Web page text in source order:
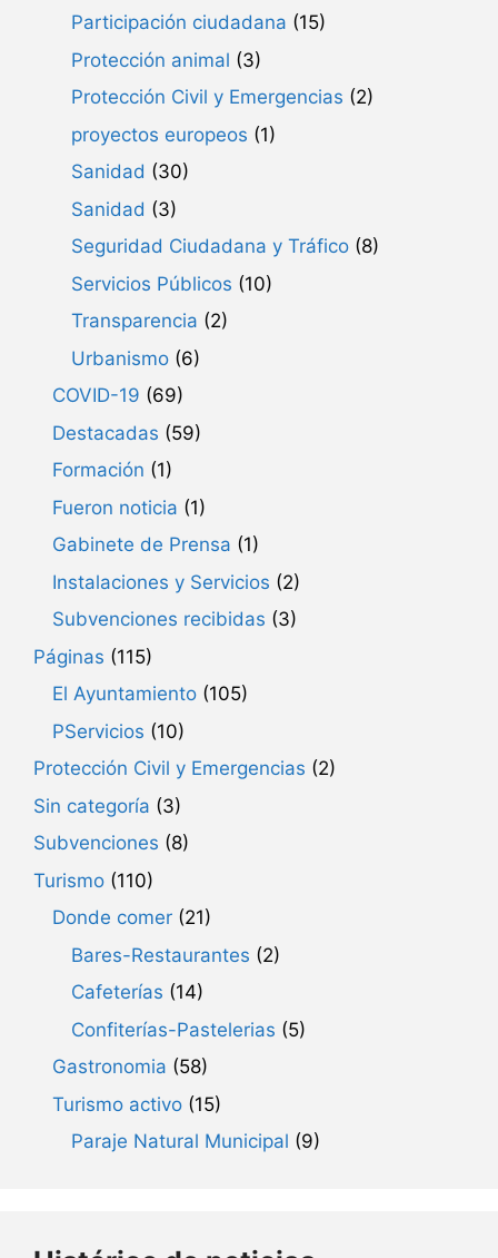
Participación ciudadana (15)
Protección animal (3)
Protección Civil y Emergencias (2)
proyectos europeos (1)
Sanidad (30)
Sanidad (3)
Seguridad Ciudadana y Tráfico (8)
Servicios Públicos (10)
Transparencia (2)
Urbanismo (6)
COVID-19 (69)
Destacadas (59)
Formación (1)
Fueron noticia (1)
Gabinete de Prensa (1)
Instalaciones y Servicios (2)
Subvenciones recibidas (3)
Páginas (115)
El Ayuntamiento (105)
PServicios (10)
Protección Civil y Emergencias (2)
Sin categoría (3)
Subvenciones (8)
Turismo (110)
Donde comer (21)
Bares-Restaurantes (2)
Cafeterías (14)
Confiterías-Pastelerias (5)
Gastronomia (58)
Turismo activo (15)
Paraje Natural Municipal (9)